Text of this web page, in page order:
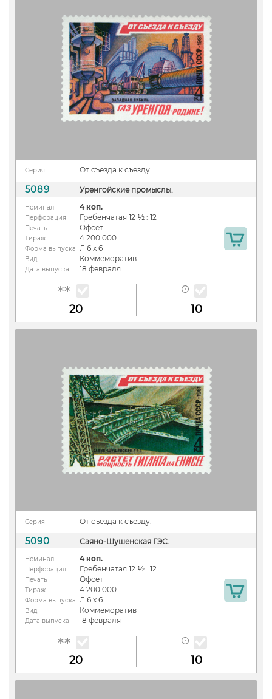
Серия От съезда к съезду.
5089 Уренгойские промыслы.
Номинал 4 коп.
Перфорация Гребенчатая 12 ½ : 12
Печать Офсет
Тираж 4 200 000
Форма выпуска Л 6 х 6
Вид Коммеморатив
Дата выпуска 18 февраля
20 10
Серия От съезда к съезду.
5090 Саяно-Шушенская ГЭС.
Номинал 4 коп.
Перфорация Гребенчатая 12 ½ : 12
Печать Офсет
Тираж 4 200 000
Форма выпуска Л 6 х 6
Вид Коммеморатив
Дата выпуска 18 февраля
20 10